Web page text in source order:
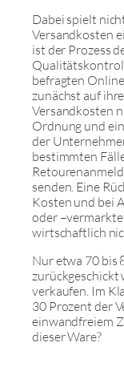
Dabei spielt
Versandkosten
ist der Prozess
befragten
zunächst auf
Versandkosten
Ordnung und
der
bestimmten
senden. Eine
Kosten und bei
oder
wirtschaftlich
Nur etwa 70 bis
zurückgeschickt
verkaufen. Im
30 Prozent der
einwandfreiem
dieser Ware?